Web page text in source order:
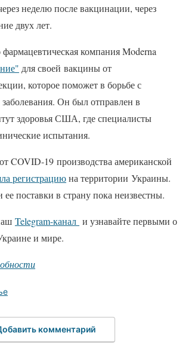
неделю после вакцинации, через
двух лет.
компания Moderna
для своей вакцины от
которое поможет в борьбе с
Он был отправлен в
здоровья США, где специалисты
испытания.
COVID-19 производства американской
регистрациюна территории Украины.
поставки в страну пока неизвестны.
Telegram-канал и узнавайте первыми о
и мире.
комментарий